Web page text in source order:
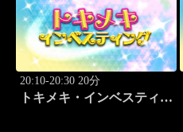
20:10-20:30 20分
トキメキ・インベスティン